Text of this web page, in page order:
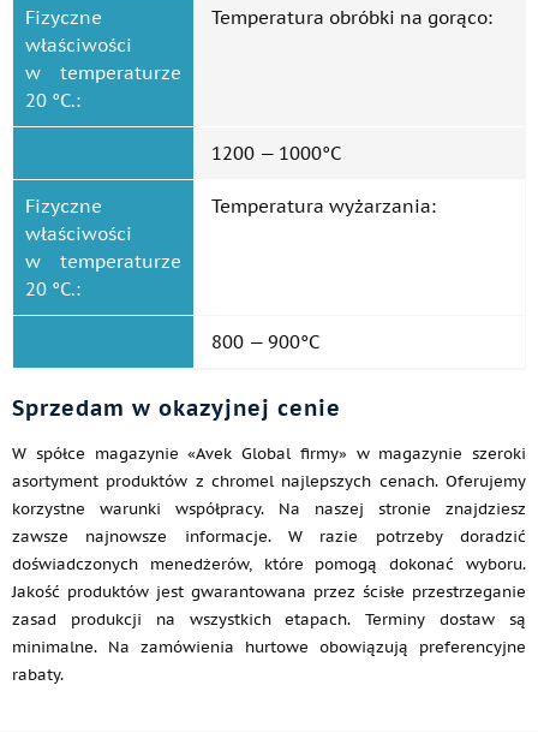
Fizyczne
właściwości
w temperaturze
20 °C.:
Temperatura obróbki na gorąco:
1200 — 1000°C
Fizyczne
właściwości
w temperaturze
20 °C.:
Temperatura wyżarzania:
800 — 900°C
Sprzedam w okazyjnej cenie
W spółce magazynie «Avek Global firmy» w magazynie szeroki
asortyment produktów z chromel najlepszych cenach. Oferujemy
korzystne warunki współpracy. Na naszej stronie znajdziesz
zawsze najnowsze informacje. W razie potrzeby doradzić
doświadczonych menedżerów, które pomogą dokonać wyboru.
Jakość produktów jest gwarantowana przez ścisłe przestrzeganie
zasad produkcji na wszystkich etapach. Terminy dostaw są
minimalne. Na zamówienia hurtowe obowiązują preferencyjne
rabaty.